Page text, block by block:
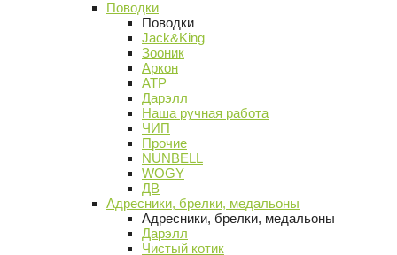
Поводки
Поводки
Jack&King
Зооник
Аркон
АТР
Дарэлл
Наша ручная работа
ЧИП
Прочие
NUNBELL
WOGY
ДВ
Адресники, брелки, медальоны
Адресники, брелки, медальоны
Дарэлл
Чистый котик